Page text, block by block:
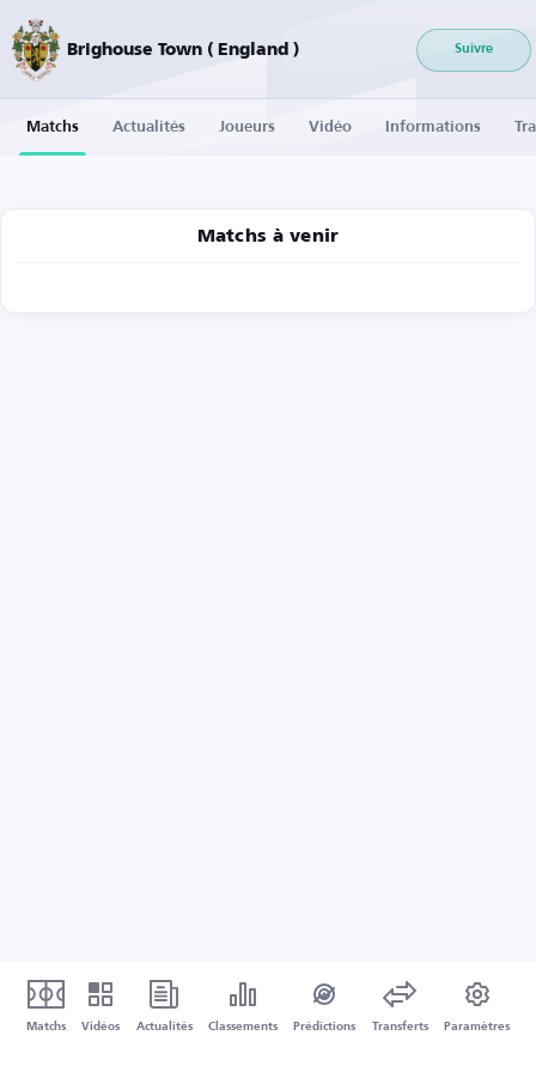
Brighouse Town ( England ) Suivre
Matchs Actualités Joueurs Vidéo Informations
Matchs à venir
Matchs Vidéos Actualités Classements Prédictions Transferts Paramètres